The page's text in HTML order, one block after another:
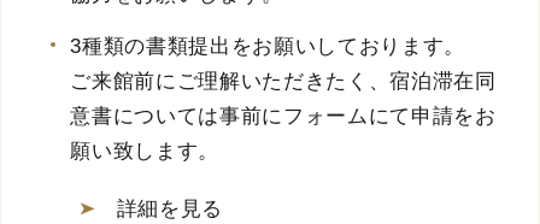
3種類の書類提出をお願いしております。
ご来館前にご理解いただきたく、宿泊滞在同
意書については事前にフォームにて申請をお
願い致します。
詳細を見る